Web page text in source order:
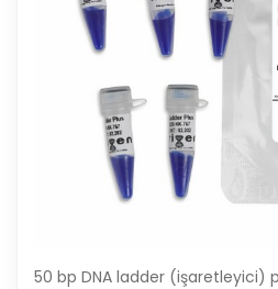
50 bp DNA ladder (işaretleyici)